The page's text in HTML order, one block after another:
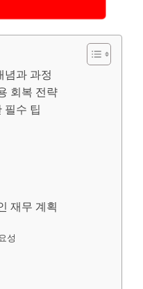
념과 과정
회복 전략
필수 팁
재무 계획
성